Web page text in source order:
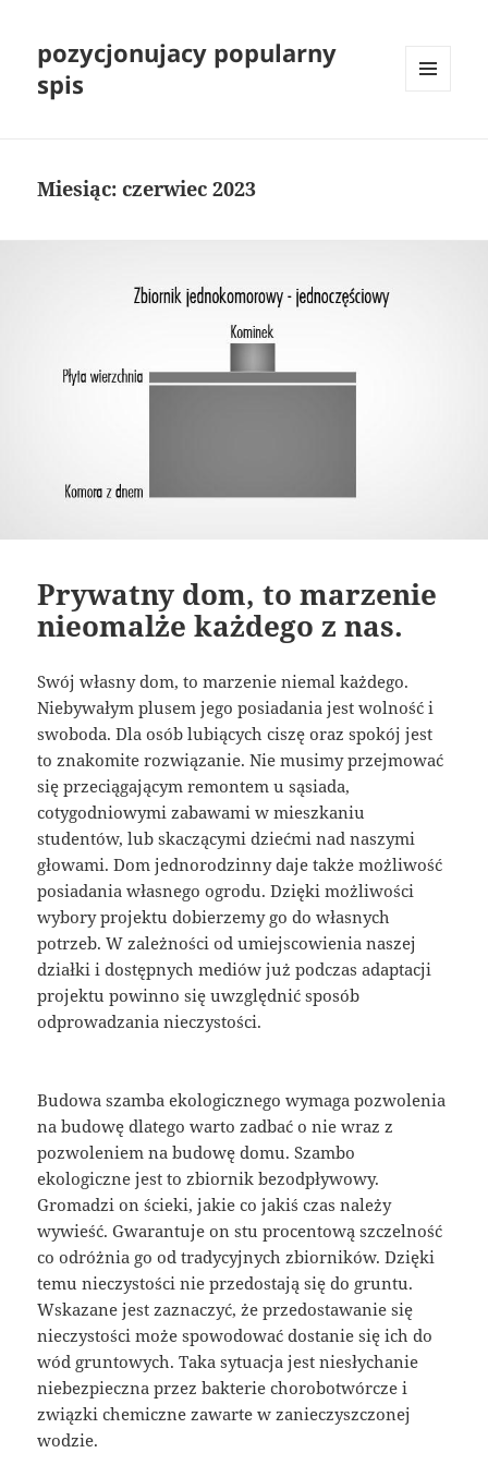
pozycjonujacy popularny
spis
Miesiąc:czerwiec 2023
Prywatny dom, to marzenie
nieomalże każdego z nas.
Swój własny dom, to marzenie niemal każdego.
Niebywałym plusem jego posiadania jest wolność i
swoboda. Dla osób lubiących ciszę oraz spokój jest
to znakomite rozwiązanie. Nie musimy przejmować
się przeciągającym remontem u sąsiada,
cotygodniowymi zabawami w mieszkaniu
studentów, lub skaczącymi dziećmi nad naszymi
głowami. Dom jednorodzinny daje także możliwość
posiadania własnego ogrodu. Dzięki możliwości
wybory projektu dobierzemy go do własnych
potrzeb. W zależności od umiejscowienia naszej
działki i dostępnych mediów już podczas adaptacji
projektu powinno się uwzględnić sposób
odprowadzania nieczystości.
Budowa szamba ekologicznego wymaga pozwolenia
na budowę dlatego warto zadbać o nie wraz z
pozwoleniem na budowę domu. Szambo
ekologiczne jest to zbiornik bezodpływowy.
Gromadzi on ścieki, jakie co jakiś czas należy
wywieść. Gwarantuje on stu procentową szczelność
co odróżnia go od tradycyjnych zbiorników. Dzięki
temu nieczystości nie przedostają się do gruntu.
Wskazane jest zaznaczyć, że przedostawanie się
nieczystości może spowodować dostanie się ich do
wód gruntowych. Taka sytuacja jest niesłychanie
niebezpieczna przez bakterie chorobotwórcze i
związki chemiczne zawarte w zanieczyszczonej
wodzie.